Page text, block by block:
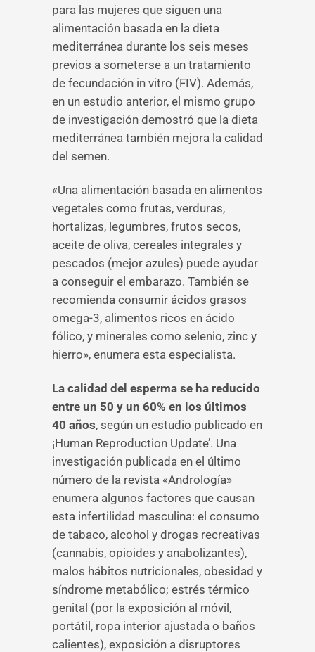
para las mujeres que siguen una
alimentación basada en la dieta
mediterránea durante los seis meses
previos a someterse a un tratamiento
de fecundación in vitro (FIV). Además,
en un estudio anterior, el mismo grupo
de investigación demostró que la dieta
mediterránea también mejora la calidad
del semen.
«Una alimentación basada en alimentos
vegetales como frutas, verduras,
hortalizas, legumbres, frutos secos,
aceite de oliva, cereales integrales y
pescados (mejor azules) puede ayudar
a conseguir el embarazo. También se
recomienda consumir ácidos grasos
omega-3, alimentos ricos en ácido
fólico, y minerales como selenio, zinc y
hierro», enumera esta especialista.
La calidad del esperma se ha reducido
entre un 50 y un 60% en los últimos
40 años, según un estudio publicado en
¡Human Reproduction Update’. Una
investigación publicada en el último
número de la revista «Andrología»
enumera algunos factores que causan
esta infertilidad masculina: el consumo
de tabaco, alcohol y drogas recreativas
(cannabis, opioides y anabolizantes),
malos hábitos nutricionales, obesidad y
síndrome metabólico; estrés térmico
genital (por la exposición al móvil,
portátil, ropa interior ajustada o baños
calientes), exposición a disruptores